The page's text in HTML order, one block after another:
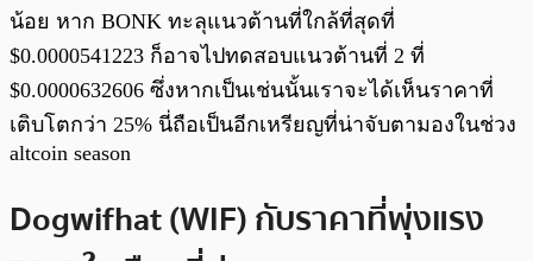
น้อย หาก BONK ทะลุแนวต้านที่ใกล้ที่สุดที่
$0.0000541223 ก็อาจไปทดสอบแนวต้านที่ 2 ที่
$0.0000632606 ซึ่งหากเป็นเช่นนั้นเราจะได้เห็นราคาที่
เติบโตกว่า 25% นี่ถือเป็นอีกเหรียญที่น่าจับตามองในช่วง
altcoin season
Dogwifhat (WIF) กับราคาที่พุ่งแรง